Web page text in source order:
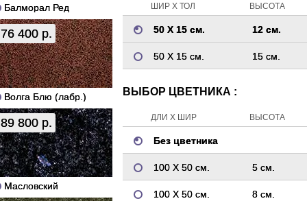
Балморал Ред
76 400 р.
Волга Блю (лабр.)
89 800 р.
Масловский
ШИР Х ТОЛ ВЫСОТА
50 Х 15 см. 12 см.
50 Х 15 см. 15 см.
ВЫБОР ЦВЕТНИКА :
ДЛИ Х ШИР ВЫСОТА
Без цветника
100 Х 50 см. 5 см.
100 Х 50 см. 8 см.